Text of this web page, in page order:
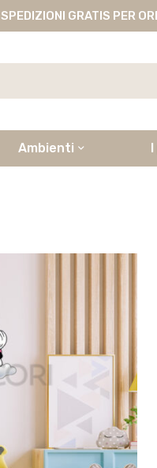
SPEDIZIONI GRATIS PER
Ambienti